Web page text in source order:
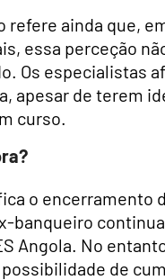
refere ainda que,
essa perceção
Os especialistas
apesar de terem
curso.
o
banqueiro
Angola. No
de